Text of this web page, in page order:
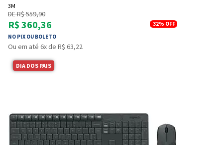
3M
DE R$ 559,90
R$ 360,36
NO PIX OU BOLETO
32% OFF
Ou em até 6x de R$ 63,22
DIA DOS PAIS